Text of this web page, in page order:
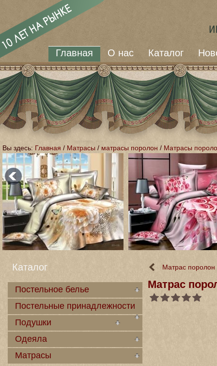
Главная О нас Каталог
Вы здесь: Главная / Матрасы / матрасы поролон / Матрасы
Матрас поролон
Матрас
Каталог
Постельное белье
Постельные принадлежности
Подушки
Одеяла
Матрасы